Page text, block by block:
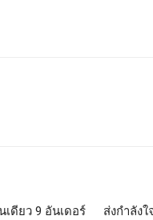
ดียว 9 อันเดอร์
ส่งกำลัง